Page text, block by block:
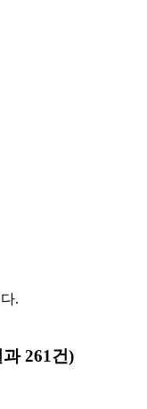
.
261건)